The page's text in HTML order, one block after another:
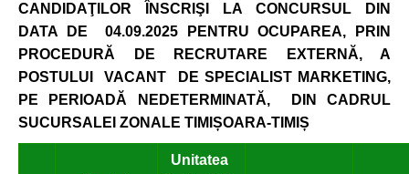
CANDIDAŢILOR ÎNSCRIŞI
LA CONCURSUL DIN
DATA DE 04.09.2025 PENTRU OCUPAREA, PRIN
PROCEDURĂ DE RECRUTARE EXTERNĂ, A
POSTULUI VACANT DE SPECIALIST MARKETING,
PE PERIOADĂ NEDETERMINATĂ,
DIN CADRUL
SUCURSALEI ZONALE TIMIȘOARA-TIMIȘ
Unitatea